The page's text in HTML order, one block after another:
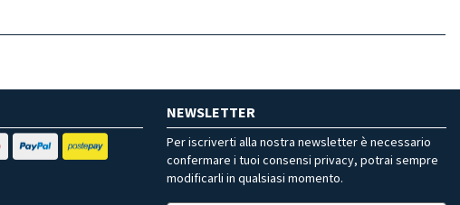
NEWSLETTER
Per iscriverti alla nostra newsletter è necessario
confermare i tuoi consensi privacy, potrai sempre
modificarli in qualsiasi momento.